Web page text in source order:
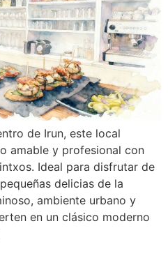
de Irun, este local
amable y profesional con
Ideal para disfrutar de
delicias de la
ambiente urbano y
en un clásico moderno